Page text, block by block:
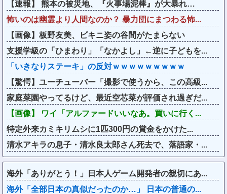
【速報】 熊本の被災地、『火事場泥棒』が大暴れ…
怖いのは幽霊より人間なのか？ 暴力団にまつわる怖...
【画像】板野友美、ビキニ姿の谷間がたまらない
支援学級の「ひまわり」「なかよし」←逆に子どもを...
「いきなりステーキ」の反対ｗｗｗｗｗｗｗｗｗ
【驚愕】ユーチューバー「撮影で使うから、この高級...
家庭菜園やってるけど、最近空芯菜が評価され過ぎだ...
【画像】 ワイ「アルファードいいなあ。買いに行く...
特定外来カミキリムシに1匹300円の賞金をかけた...
清水アキラの息子・清水良太郎さん死去で、落語家・...
海外「ありがとう！」日本人ゲーム開発者の親切にあ...
海外「全部日本の真似だったのか…」 日本の普通の...